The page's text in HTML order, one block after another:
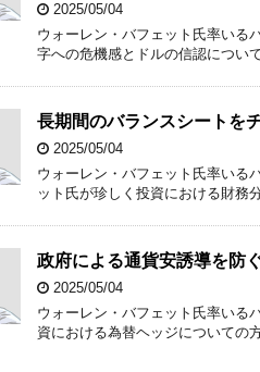
2025/05/04
ウォーレン・バフェット氏率い
字への危機感とドルの信認について
長期間のバランスシートを
2025/05/04
ウォーレン・バフェット氏率い
ット氏が珍しく投資における財務
政府による通貨安誘導を防
2025/05/04
ウォーレン・バフェット氏率い
資における為替ヘッジについての